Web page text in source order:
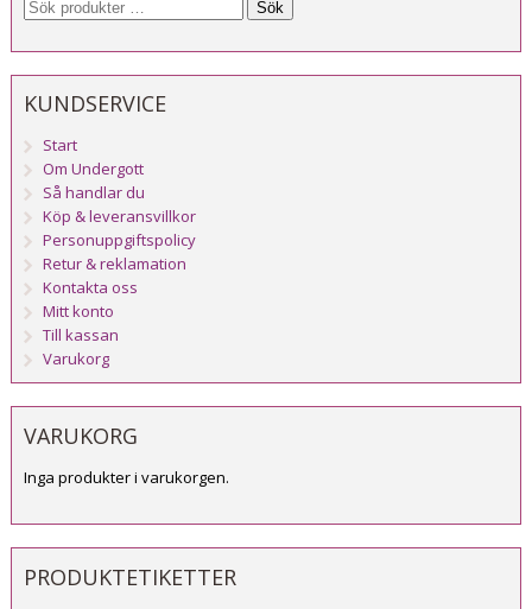
Sök
KUNDSERVICE
Start
Om Undergott
Så handlar du
Köp & leveransvillkor
Personuppgiftspolicy
Retur & reklamation
Kontakta oss
Mitt konto
Till kassan
Varukorg
VARUKORG
Inga produkter i varukorgen.
PRODUKTETIKETTER